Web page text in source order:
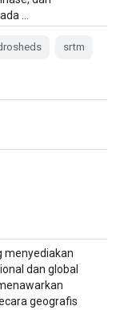
…
srtm
menyediakan
dan global
geografis